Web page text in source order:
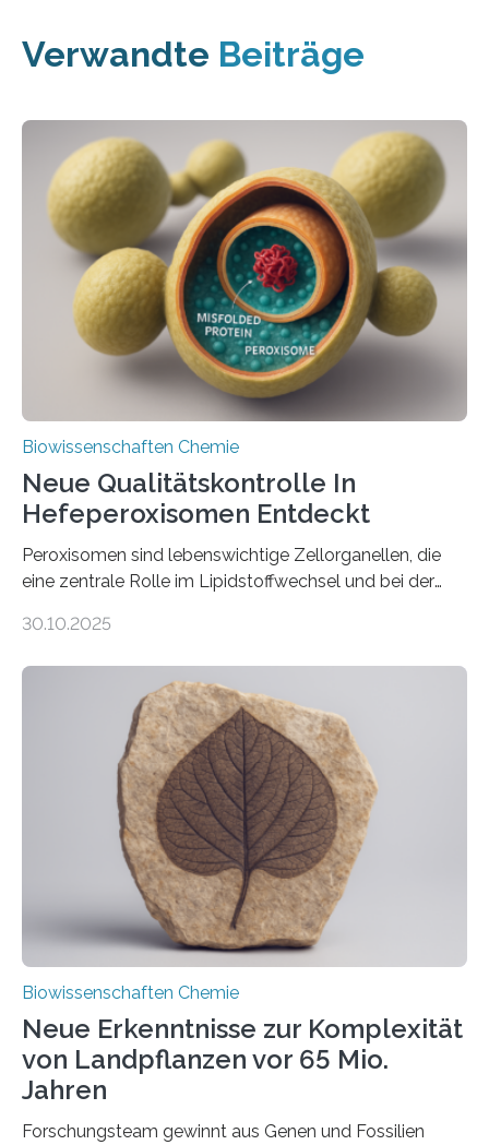
Verwandte Beiträge
Biowissenschaften Chemie
Neue Qualitätskontrolle In
Hefeperoxisomen Entdeckt
Peroxisomen sind lebenswichtige Zellorganellen, die
eine zentrale Rolle im Lipidstoffwechsel und bei der
erfüllen können, müssen zahlreiche Enzyme präzise in
der Ruhr-Universität Bochum um Prof. Dr. Ralf Erdmann
und Dr. Ismaila Francis Yusuf hat nun einen bislang
unbekannten Qualitätskontrollmechanismus des
peroxisomalen Proteintransports in der Bäckerhefe
Saccharomyces cerevisiae entdeckt, der für die
Funktionsfähigkeit der Organellen entscheidend ist. Die
Studie wurde am 28. Oktober 2025 in der
Fachzeitschrift…
30.10.2025
Biowissenschaften Chemie
Neue Erkenntnisse zur Komplexität
von Landpflanzen vor 65 Mio.
Jahren
Forschungsteam gewinnt aus Genen und Fossilien